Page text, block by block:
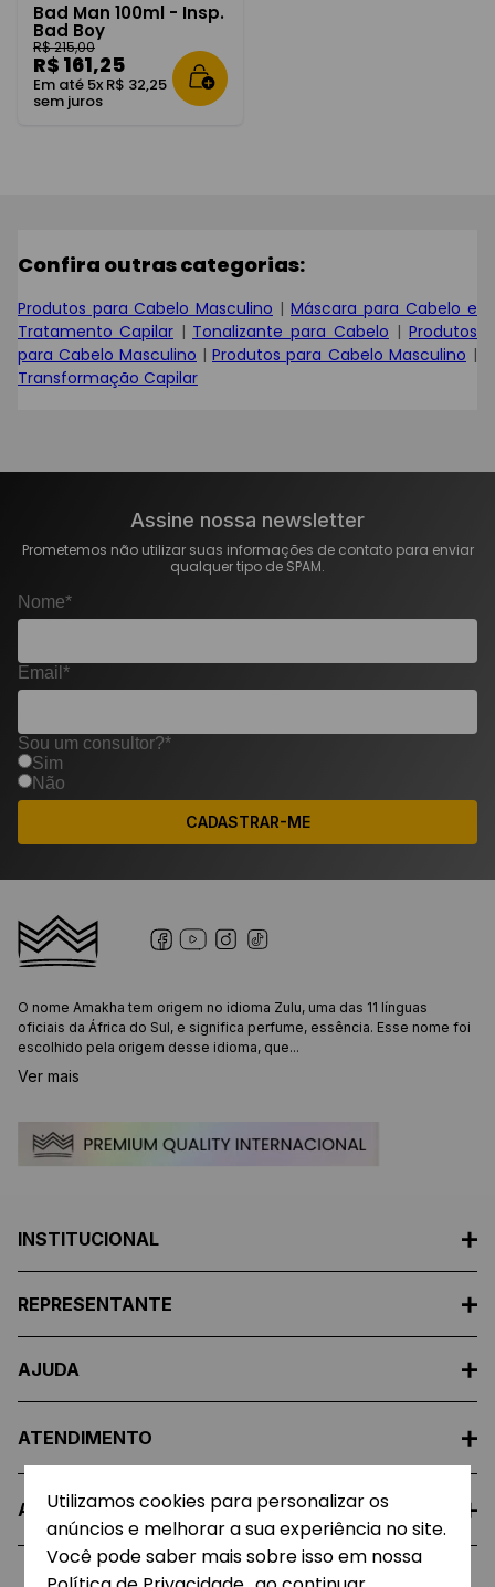
Utilizamos cookies para personalizar os
anúncios e melhorar a sua experiência no site.
Você pode saber mais sobre isso em nossa
Bad Man 100ml - Insp.
Bad Boy
R$215,00
R$ 161,25
Em até 5x R$ 32,25
sem juros
Confira outras categorias:
Produtos para Cabelo Masculino | Máscara para Cabelo e
Tratamento Capilar | Tonalizante para Cabelo | Produtos
para Cabelo Masculino | Produtos para Cabelo Masculino |
Transformação Capilar
Assine nossa newsletter
Prometemos não utilizar suas informações de contato para enviar
qualquer tipo de SPAM.
Nome*
Email*
Sou um consultor?*
Sim
Não
CADASTRAR-ME
O nome Amakha tem origem no idioma Zulu, uma das 11 línguas
oficiais da África do Sul, e significa perfume, essência. Esse nome foi
escolhido pela origem desse idioma, que...
Ver mais
INSTITUCIONAL
REPRESENTANTE
AJUDA
ATENDIMENTO
A EMPRESA